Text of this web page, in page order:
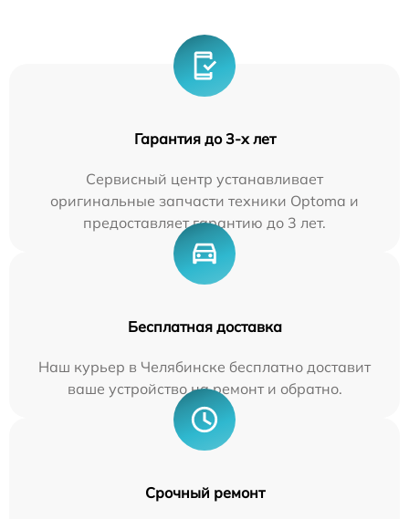
Гарантия до 3-х лет
Сервисный центр устанавливает
оригинальные запчасти техники Optoma и
предоставляет гарантию до 3 лет.
Бесплатная доставка
Наш курьер в Челябинске бесплатно доставит
ваше устройство на ремонт и обратно.
Срочный ремонт